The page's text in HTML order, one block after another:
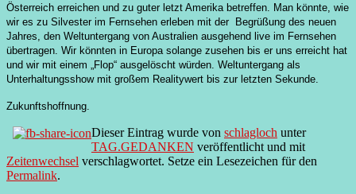
Österreich erreichen und zu guter letzt Amerika betreffen. Man könnte, wie
wir es zu Silvester im Fernsehen erleben mit der Begrüßung des neuen
Jahres, den Weltuntergang von Australien ausgehend live im Fernsehen
übertragen. Wir könnten in Europa solange zusehen bis er uns erreicht hat
und wir mit einem „Flop“ ausgelöscht würden. Weltuntergang als
Unterhaltungsshow mit großem Realitywert bis zur letzten Sekunde.
Zukunftshoffnung.
Dieser Eintrag wurde von schlagloch unter
TAG.GEDANKEN veröffentlicht und mit
Zeitenwechsel verschlagwortet. Setze ein Lesezeichen für den
Permalink.